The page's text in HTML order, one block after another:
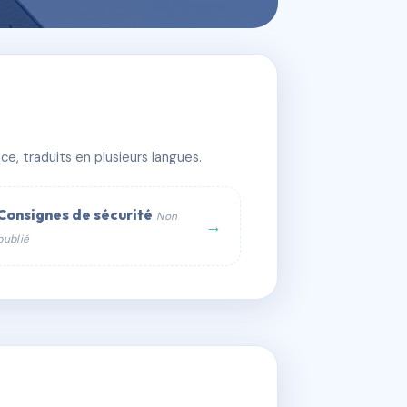
traduits en plusieurs langues.
de sécurité Non
→